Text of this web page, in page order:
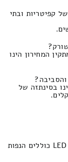
קפיטריות ובתי
המחירון הינו
בסינתזה של
עלויות העברת כרזות, בסביבת גן שורק שלטי LED כוללים הנפות